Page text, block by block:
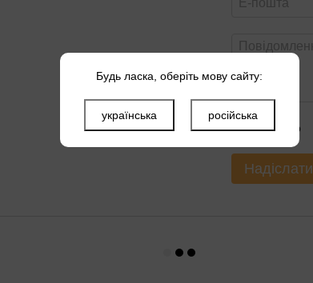
Оцініть товар
Надіслати
Будь ласка, оберіть мову сайту:
українська російська